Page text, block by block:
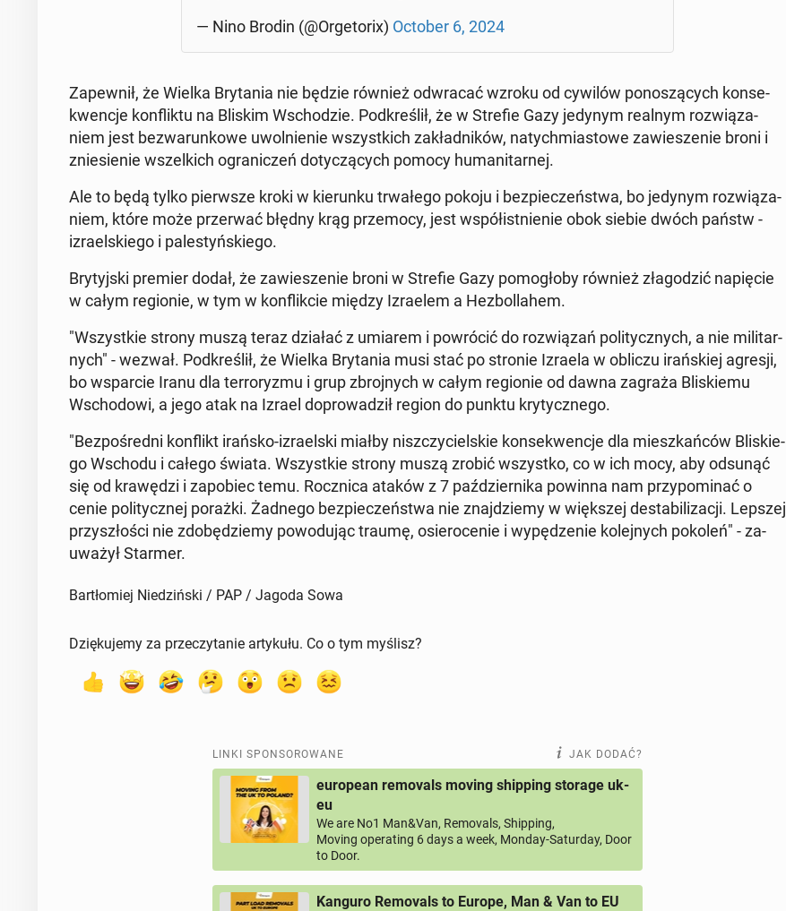
— Nino Brodin (@Or­ge­to­rix) October 6, 2024
Za­pew­nił, że Wielka Bry­ta­nia nie będzie również od­wra­cać wzroku od cywilów po­no­szą­cych kon­se­
kwen­cje kon­flik­tu na Bliskim Wscho­dzie. Pod­kre­ślił, że w Strefie Gazy jedynym realnym roz­wią­za­
niem jest bez­wa­run­ko­we uwol­nie­nie wszyst­kich za­kład­ni­ków, na­tych­mia­sto­we za­wie­sze­nie broni i
znie­sie­nie wszel­kich ogra­ni­czeń do­ty­czą­cych pomocy hu­ma­ni­tar­nej.
Ale to będą tylko pierw­sze kroki w kie­run­ku trwa­łe­go pokoju i bez­pie­czeń­stwa, bo jedynym roz­wią­za­
niem, które może prze­rwać błędny krąg prze­mo­cy, jest współ­ist­nie­nie obok siebie dwóch państw -
izra­el­skie­go i pa­le­styń­skie­go.
Bry­tyj­ski premier dodał, że za­wie­sze­nie broni w Strefie Gazy po­mo­gło­by również zła­go­dzić na­pię­cie
w całym re­gio­nie, w tym w kon­flik­cie między Izra­elem a He­zbol­la­hem.
"Wszyst­kie strony muszą teraz działać z umiarem i po­wró­cić do roz­wią­zań po­li­tycz­nych, a nie mi­li­tar­
nych" - wezwał. Pod­kre­ślił, że Wielka Bry­ta­nia musi stać po stronie Izraela w obliczu irań­skiej agresji,
bo wspar­cie Iranu dla ter­ro­ry­zmu i grup zbroj­nych w całym re­gio­nie od dawna zagraża Bli­skie­mu
Wscho­do­wi, a jego atak na Izrael do­pro­wa­dził region do punktu kry­tycz­ne­go.
"Bez­po­śred­ni kon­flikt irańsko-izra­el­ski miałby nisz­czy­ciel­skie kon­se­kwen­cje dla miesz­kań­ców Bli­skie­
go Wschodu i całego świata. Wszyst­kie strony muszą zrobić wszyst­ko, co w ich mocy, aby odsunąć
się od kra­wę­dzi i za­po­biec temu. Rocz­ni­ca ataków z 7 paź­dzier­ni­ka powinna nam przy­po­mi­nać o
cenie po­li­tycz­nej porażki. Żadnego bez­pie­czeń­stwa nie znaj­dzie­my w więk­szej de­sta­bi­li­za­cji. Lepszej
przy­szło­ści nie zdo­bę­dzie­my po­wo­du­jąc traumę, osie­ro­ce­nie i wy­pę­dze­nie ko­lej­nych pokoleń" - za­
uwa­żył Starmer.
Bartłomiej Niedziński / PAP / Jagoda Sowa
Dziękujemy za przeczytanie artykułu. Co o tym myślisz?
LINKI SPONSOROWANE JAK DODAĆ?
european removals moving shipping storage uk-
eu
We are No1 Man&Van, Removals, Shipping,
Moving operating 6 days a week, Monday-Saturday, Door
to Door.
Kanguro Removals to Europe, Man & Van to EU